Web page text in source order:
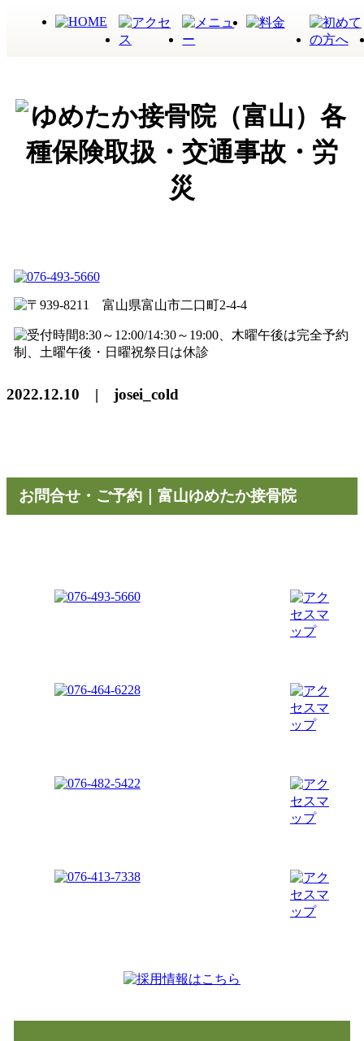
2022.12.10 | josei_cold
お問合せ・ご予約｜富山ゆめたか接骨院